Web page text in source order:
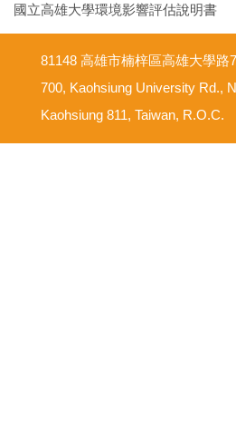
國立高雄大學環境影響評估說明書
81148 高雄市楠梓區高雄大學路
700, Kaohsiung University Rd.,
Kaohsiung 811, Taiwan, R.O.C.